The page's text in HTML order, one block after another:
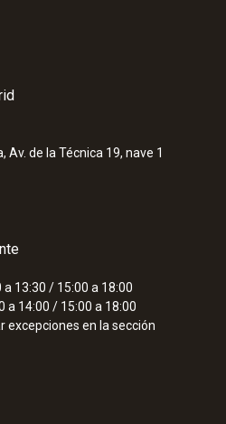
Av. de la Técnica 19, nave 1
13:30 / 15:00 a 18:00
a 14:00 / 15:00 a 18:00
excepciones en la sección